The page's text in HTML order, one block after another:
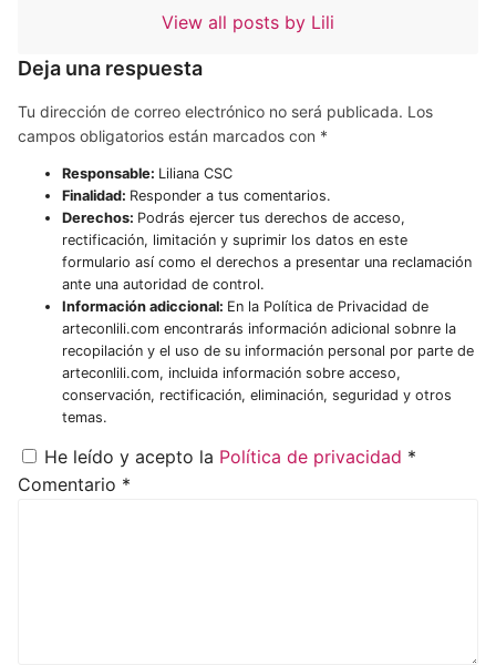
View all posts by Lili
Deja una respuesta
Tu dirección de correo electrónico no será publicada. Los
campos obligatorios están marcados con *
Comentario *
Responsable: Liliana CSC
Finalidad: Responder a tus comentarios.
Derechos: Podrás ejercer tus derechos de acceso,
rectificación, limitación y suprimir los datos en este
formulario así como el derechos a presentar una reclamación
ante una autoridad de control.
Información adiccional: En la Política de Privacidad de
arteconlili.com encontrarás información adicional sobnre la
recopilación y el uso de su información personal por parte de
arteconlili.com, incluida información sobre acceso,
conservación, rectificación, eliminación, seguridad y otros
temas.
He leído y acepto la Política de privacidad *